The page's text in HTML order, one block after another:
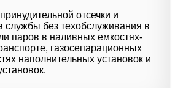
отсечки и
службы без техобслуживания в
паров в наливных емкостях-
газосепарационных
наполнительных установок и